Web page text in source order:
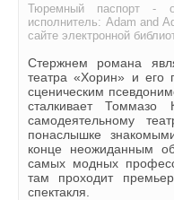
Тюремный паспорт -
исполнитель: Adam and
сайте электронной
Стержнем романа
театра «Хорин» и его
сценическим
сталкивает
самодеятельному
понаслышке
конце неожиданным
самых модных
там проходит
спектакля.